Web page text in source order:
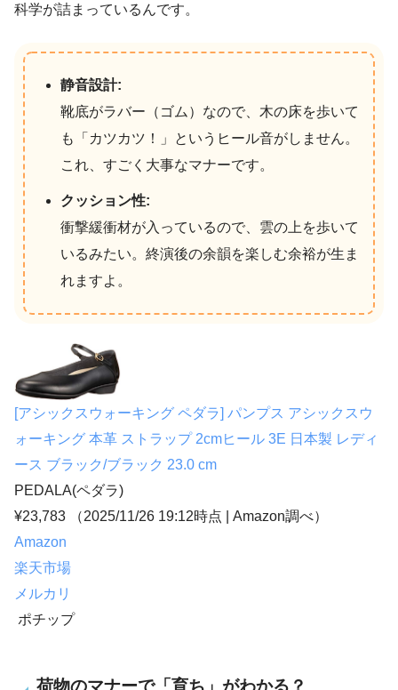
科学が詰まっているんです。
静音設計:
靴底がラバー（ゴム）なので、木の床を歩いて
も「カツカツ！」というヒール音がしません。
これ、すごく大事なマナーです。
クッション性:
衝撃緩衝材が入っているので、雲の上を歩いて
いるみたい。終演後の余韻を楽しむ余裕が生ま
れますよ。
[アシックスウォーキング ペダラ] パンプス アシックスウ
ォーキング 本革 ストラップ 2cmヒール 3E 日本製 レディ
ース ブラック/ブラック 23.0 cm
PEDALA(ペダラ)
¥23,783
（2025/11/26 19:12時点 | Amazon調べ）
Amazon
楽天市場
メルカリ
ポチップ
荷物のマナーで「育ち」がわかる？